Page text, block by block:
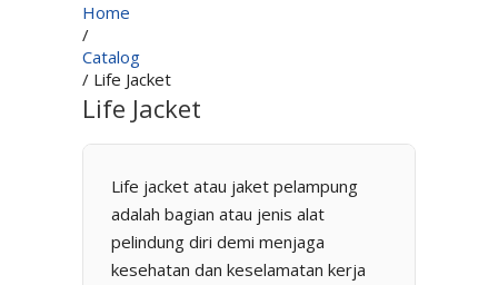
Home
/
Catalog
/ Life Jacket
Life Jacket
Life jacket atau jaket pelampung
adalah bagian atau jenis alat
pelindung diri demi menjaga
kesehatan dan keselamatan kerja